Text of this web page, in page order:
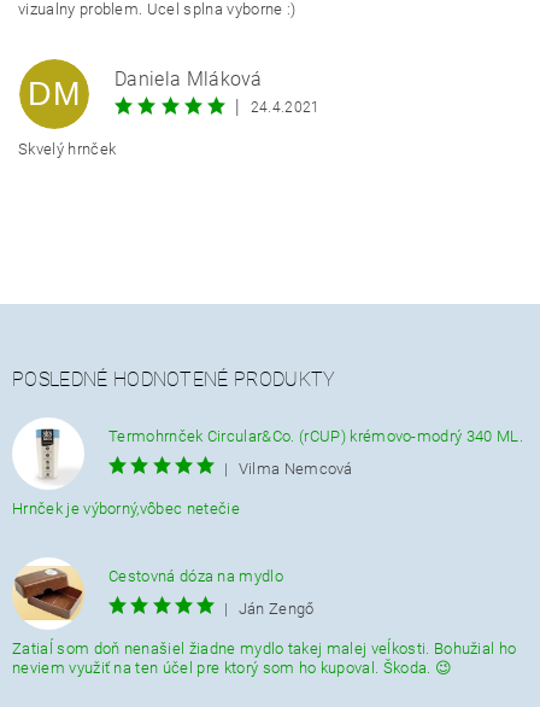
vizualny problem. Ucel splna vyborne :)
DM
Daniela Mláková
|
24.4.2021
Skvelý hrnček
POSLEDNÉ HODNOTENÉ PRODUKTY
Termohrnček Circular&Co. (rCUP) krémovo-modrý 340 ML.
|
Vilma Nemcová
Hrnček je výborný,vôbec netečie
Cestovná dóza na mydlo
|
Ján Zengő
Zatiaĺ som doň nenašiel žiadne mydlo takej malej veĺkosti. Bohužial ho
neviem využiť na ten účel pre ktorý som ho kupoval. Škoda. 😉